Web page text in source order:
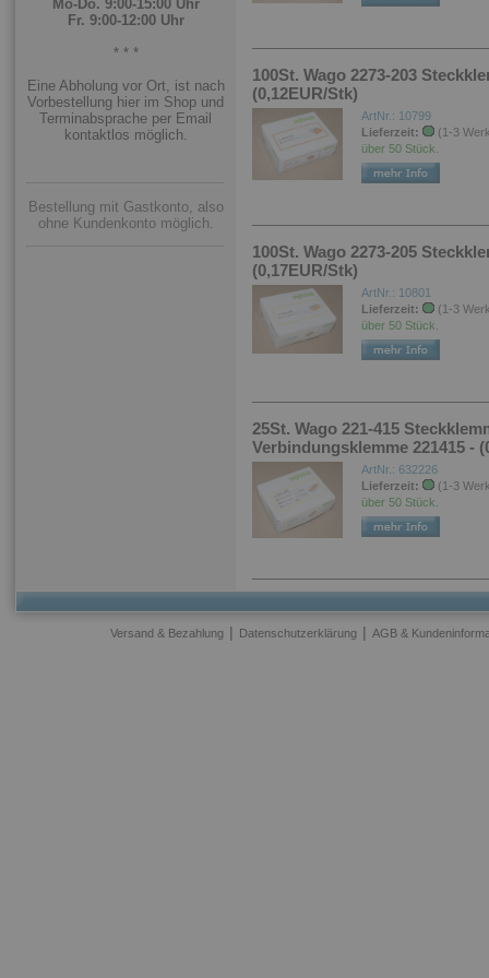
Mo-Do. 9:00-15:00 Uhr
Fr. 9:00-12:00 Uhr
* * *
Eine Abholung vor Ort, ist nach
Vorbestellung hier im Shop und
Terminabsprache per Email
kontaktlos möglich.
Bestellung mit Gastkonto, also
ohne Kundenkonto möglich.
100St. Wago 2273-203
(0,12EUR/Stk)
ArtNr.: 10799
Lieferzeit:
(1-3
über 50 Stück.
100St. Wago 2273-205
(0,17EUR/Stk)
ArtNr.: 10801
Lieferzeit:
(1-3
über 50 Stück.
25St. Wago 221-415
Verbindungsklemme 221415 -
ArtNr.: 632226
Lieferzeit:
(1-3
über 50 Stück.
Versand & Bezahlung | Datenschutzerklärung | AGB &